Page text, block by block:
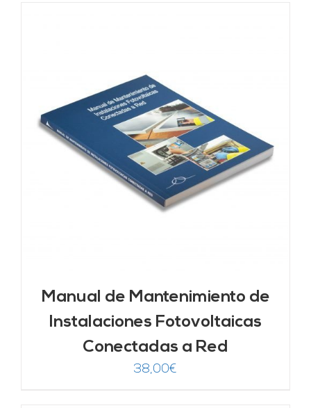
Manual de Mantenimiento de
Instalaciones Fotovoltaicas
Conectadas a Red
38,00€